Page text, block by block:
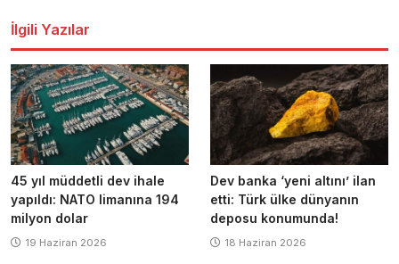
İlgili Yazılar
45 yıl müddetli dev ihale
yapıldı: NATO limanına 194
milyon dolar
19 Haziran 2026
Dev banka ‘yeni altını’ ilan
etti: Türk ülke dünyanın
deposu konumunda!
18 Haziran 2026